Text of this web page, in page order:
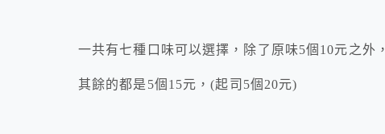
一共有七種口味可以選擇，除了原味5個10元之外，
其餘的都是5個15元，(起司5個20元)